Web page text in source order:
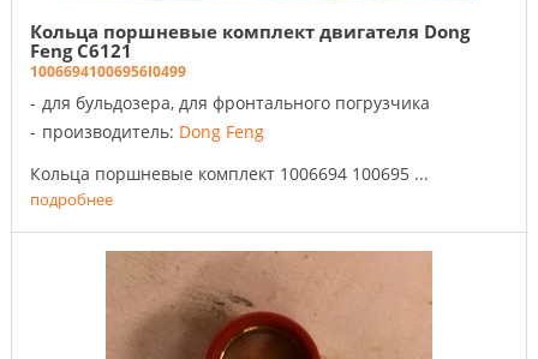
Кольца поршневые комплект двигателя Dong
Feng C6121
10066941006956I0499
для бульдозера, для фронтального погрузчика
производитель: Dong Feng
Кольца поршневые комплект 1006694 100695 ...
подробнее